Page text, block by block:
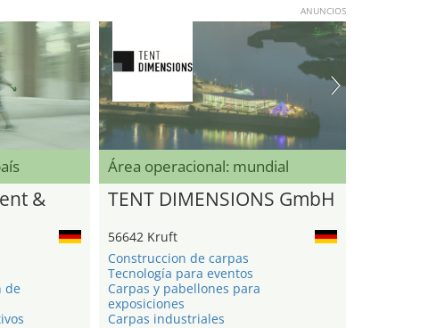
ANUNCIOS
&
de
Área operacional: mundial
TENT DIMENSIONS GmbH
56642 Kruft
Construccion de carpas
Tecnología para eventos
Carpas y pabellones para
exposiciones
Carpas industriales